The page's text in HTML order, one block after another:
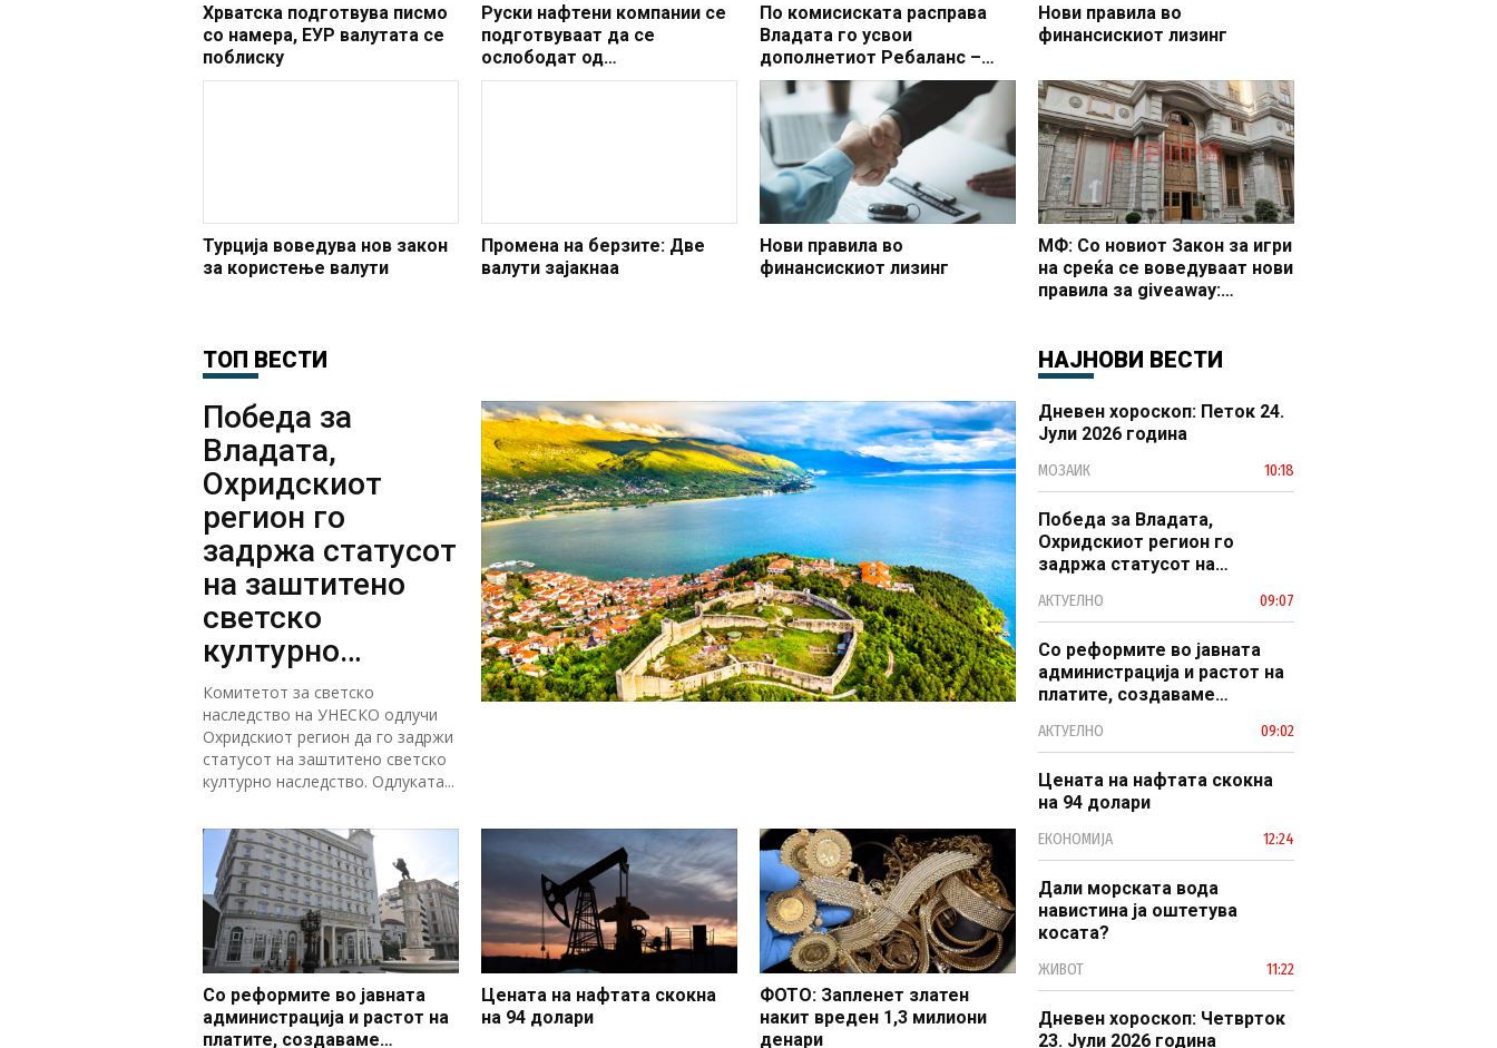
Хрватска подготвува писмо
со намера, ЕУР валутата се
поблиску
Руски нафтени компании се
подготвуваат да се
ослободат од
американскиот долар во
Турција воведува нов закон
за користење валути
Промена на берзите: Две
валути зајакнаа
По комисиската расправа
Владата го усвои
дополнетиот Ребаланс –
обезбедени средства и за
поддршка на земјоделките и
жртвите на семејно и
родово насилство
Нови правила во
финансискиот лизинг
Нови правила во
финансискиот лизинг
МФ: Со новиот Закон за игри
на среќа се воведуваат нови
правила за giveaway:
организирање
ТОП ВЕСТИ
Победа за
Владата,
Охридскиот
регион го
задржа статусот
на заштитено
светско
културно
наследство
Комитетот за светско
наследство на УНЕСКО одлучи
Охридскиот регион да го задржи
статусот на заштитено светско
културно наследство. Одлуката...
Со реформите во јавната
администрација и растот на
платите, создаваме
Цената на нафтата скокна
на 94 долари
ФОТО: Запленет златен
накит вреден 1,3 милиони
денари
НАЈНОВИ ВЕСТИ
Дневен хороскоп: Петок 24.
Јули 2026 година
МОЗАИК 10:18
Победа за Владата,
Охридскиот регион го
задржа статусот на
наследство
АКТУЕЛНО 09:07
Со реформите во јавната
администрација и растот на
платите, создаваме
модерен јавен сектор
АКТУЕЛНО 09:02
Цената на нафтата скокна
на 94 долари
ЕКОНОМИЈА 12:24
Дали морската вода
навистина ја оштетува
косата?
ЖИВОТ 11:22
Дневен хороскоп: Четврток
23. Јули 2026 година